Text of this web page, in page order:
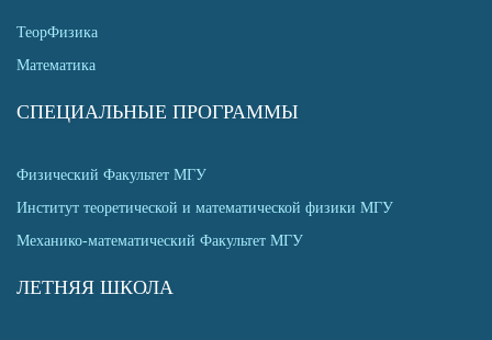
ТеорФизика
Математика
СПЕЦИАЛЬНЫЕ ПРОГРАММЫ
Физический Факультет МГУ
Институт теоретической и математической физики МГУ
Механико-математический Факультет МГУ
ЛЕТНЯЯ ШКОЛА